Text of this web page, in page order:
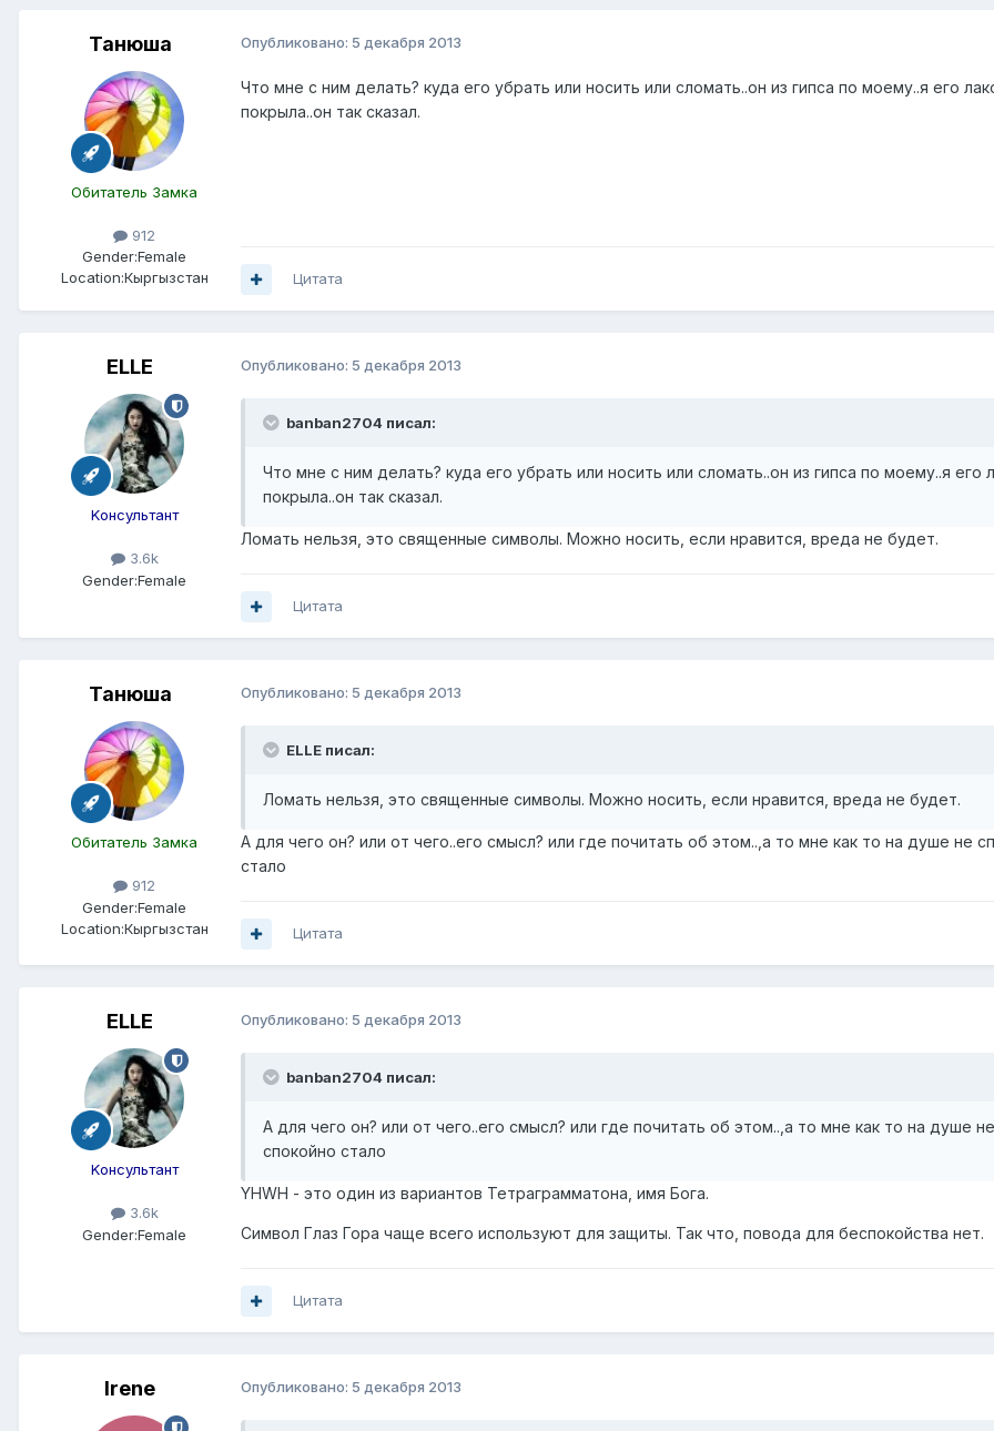
Танюша
Обитатель Замка
912
Gender:Female
Location:Кыргызстан
Опубликовано: 5 декабря 2013
Что мне с ним делать? куда его убрать или носить или сломать..он из гипса по моему..я его
покрыла..он так сказал.
Цитата
ELLE
Kонсультант
3.6k
Gender:Female
Опубликовано: 5 декабря 2013
banban2704 писал:
Что мне с ним делать? куда его убрать или носить или сломать..он из гипса по моему..я его
покрыла..он так сказал.
Ломать нельзя, это священные символы. Можно носить, если нравится, вреда не будет.
Цитата
Танюша
Обитатель Замка
912
Gender:Female
Location:Кыргызстан
Опубликовано: 5 декабря 2013
ELLE писал:
Ломать нельзя, это священные символы. Можно носить, если нравится, вреда не будет.
А для чего он? или от чего..его смысл? или где почитать об этом..,а то мне как то на душе не
стало
Цитата
ELLE
Kонсультант
3.6k
Gender:Female
Опубликовано: 5 декабря 2013
banban2704 писал:
А для чего он? или от чего..его смысл? или где почитать об этом..,а то мне как то на душе не
спокойно стало
YHWH - это один из вариантов Тетраграмматона, имя Бога.
Символ Глаз Гора чаще всего используют для защиты. Так что, повода для беспокойства нет.
Цитата
Irene Опубликовано: 5 декабря 2013